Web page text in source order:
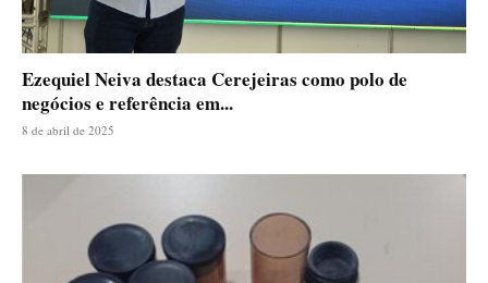
Ezequiel Neiva destaca Cerejeiras como polo de
negócios e referência em...
8 de abril de 2025